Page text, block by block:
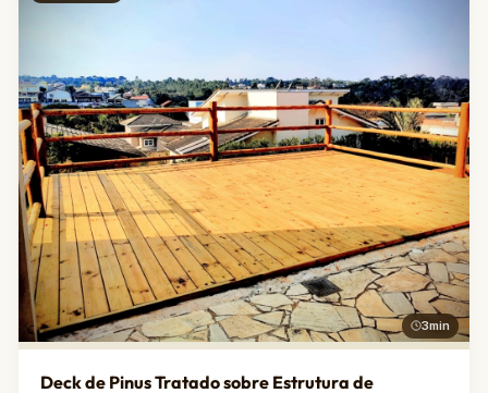
3min
Deck de Pinus Tratado sobre Estrutura de